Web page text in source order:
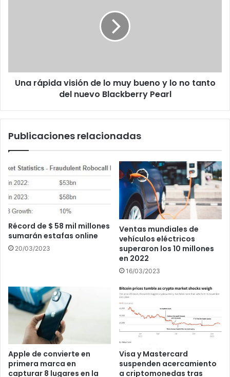
lo
no
Pearl
Una rápida visión de lo muy bueno y lo no tanto
del nuevo Blackberry Pearl
Publicaciones relacionadas
Récord de $ 58 mil millones
sumarán estafas online
20/03/2023
Ventas mundiales de
vehículos eléctricos
superaron los 10 millones
en 2022
16/03/2023
Apple de convierte en
primera marca en
capturar 8 lugares en la
Visa y Mastercard
suspenden acercamiento
a criptomonedas tras